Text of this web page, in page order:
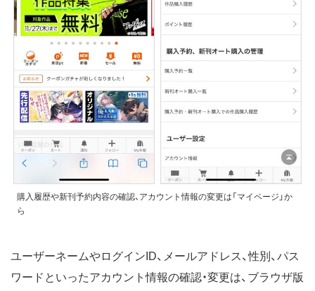
購入履歴や新刊予約内容の確認、アカウント情報の変更は「マイページ」か
ら
ユーザーネームやログインID、メールアドレス、性別、パス
ワードといったアカウント情報の確認・変更は、ブラウザ版